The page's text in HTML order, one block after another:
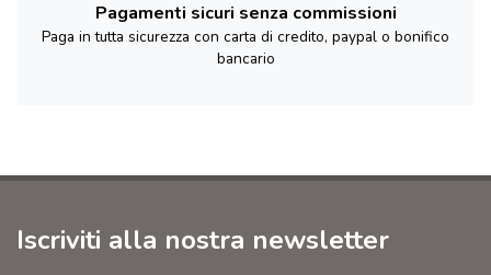
Pagamenti sicuri senza commissioni
Paga in tutta sicurezza con carta di credito, paypal o bonifico
bancario
Iscriviti alla nostra newsletter